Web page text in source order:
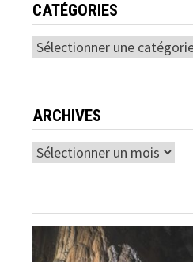
CATÉGORIES
Catégories
ARCHIVES
Archives